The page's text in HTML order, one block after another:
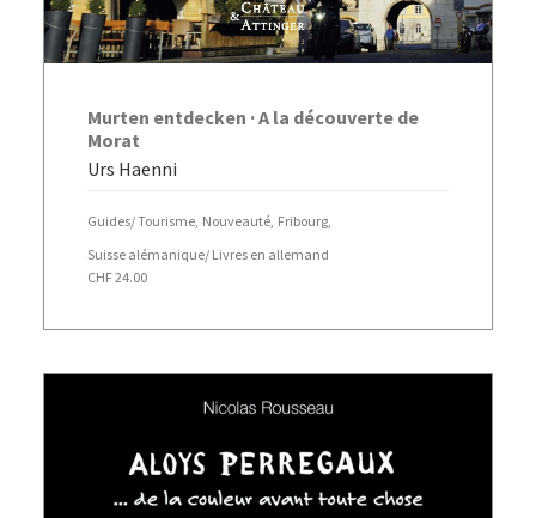
Murten entdecken · A la découverte de
Morat
Urs Haenni
Guides/ Tourisme Nouveauté Fribourg
Suisse alémanique/ Livres en allemand
CHF24.00